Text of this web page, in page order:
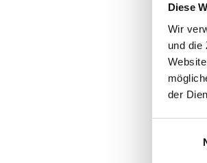
Diese
Wir
und die
der